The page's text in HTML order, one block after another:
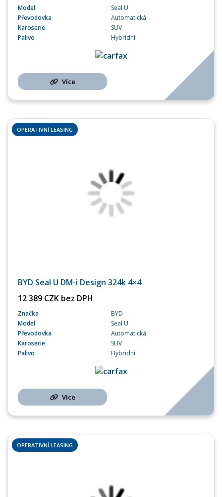
Model
Seal U
Převodovka
Automatická
Karoserie
SUV
Palivo
Hybridní
Více
OPERATIVNÍ LEASING
BYD Seal U DM-i Design 324k 4×4
12 389 CZK bez DPH
Značka
BYD
Model
Seal U
Převodovka
Automatická
Karoserie
SUV
Palivo
Hybridní
Více
OPERATIVNÍ LEASING